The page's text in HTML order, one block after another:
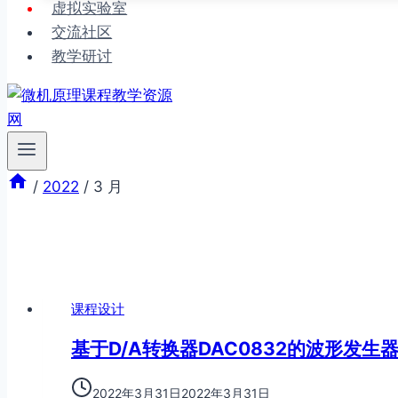
虚拟实验室
交流社区
教学研讨
/ 2022 / 3 月
课程设计
基于D/A转换器DAC0832的波形发生
2022年3月31日2022年3月31日